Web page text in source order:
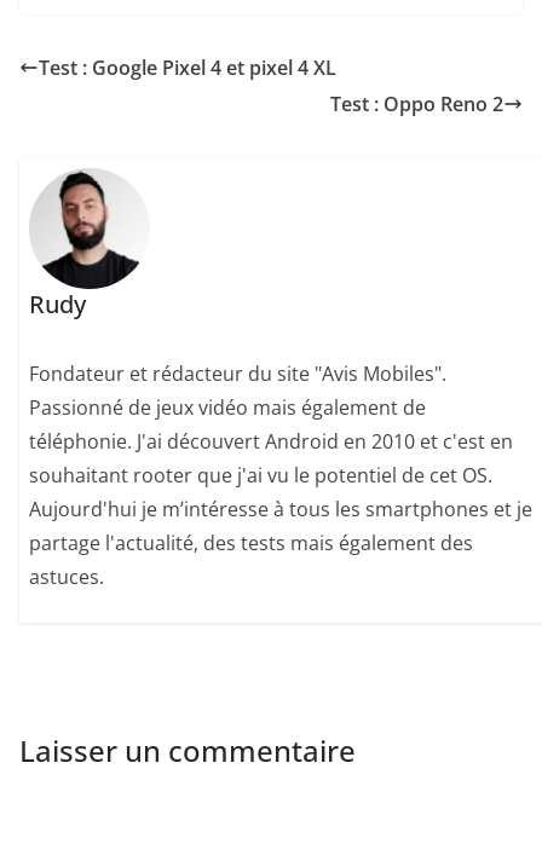
Test : Google Pixel 4 et pixel 4 XL
Test : Oppo Reno 2
Rudy
Fondateur et rédacteur du site "Avis Mobiles".
Passionné de jeux vidéo mais également de
téléphonie. J'ai découvert Android en 2010 et c'est en
souhaitant rooter que j'ai vu le potentiel de cet OS.
Aujourd'hui je m’intéresse à tous les smartphones et je
partage l'actualité, des tests mais également des
astuces.
Laisser un commentaire